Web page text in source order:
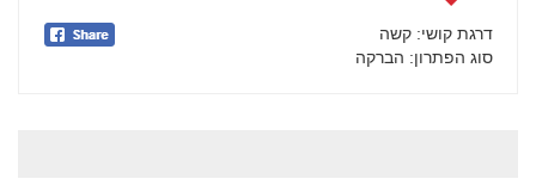
דרגת קושי: קשה
סוג הפתרון: הברקה